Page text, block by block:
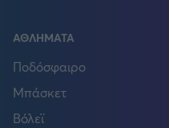
ΑΘΛΗΜΑΤΑ
Ποδόσφαιρο
Μπάσκετ
Βόλεϊ